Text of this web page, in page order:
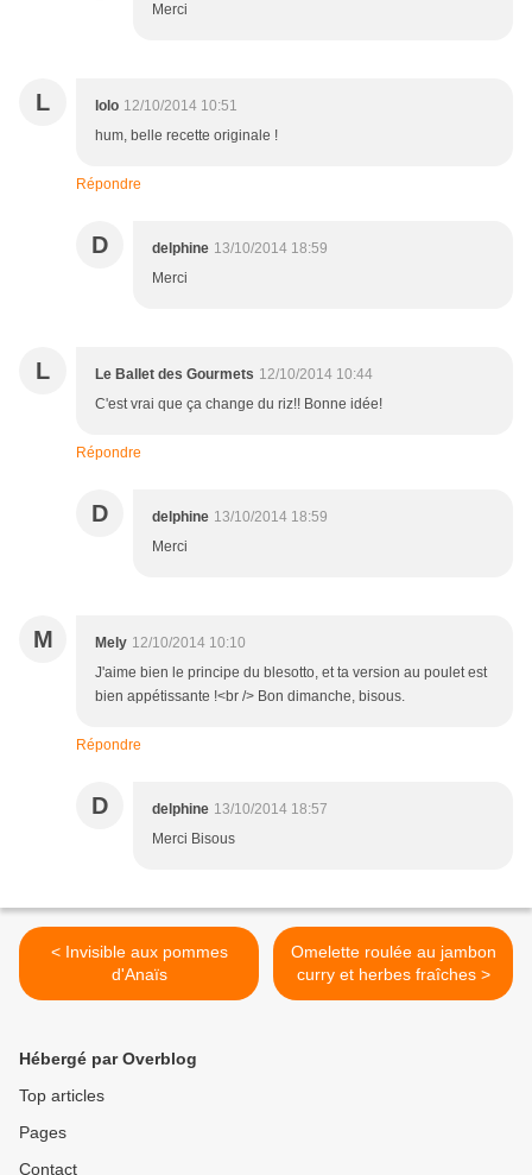
Merci
L lolo 12/10/2014 10:51
hum, belle recette originale !
Répondre
D delphine 13/10/2014 18:59
Merci
L Le Ballet des Gourmets 12/10/2014 10:44
C'est vrai que ça change du riz!! Bonne idée!
Répondre
D delphine 13/10/2014 18:59
Merci
M Mely 12/10/2014 10:10
J'aime bien le principe du blesotto, et ta version au poulet est
bien appétissante !<br /> Bon dimanche, bisous.
Répondre
D delphine 13/10/2014 18:57
Merci Bisous
< Invisible aux pommes
d'Anaïs
Omelette roulée au jambon
curry et herbes fraîches >
Hébergé par Overblog
Top articles
Pages
Contact